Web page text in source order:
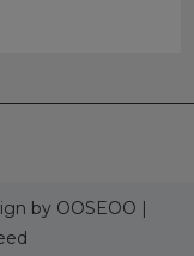
by OOSEOO |